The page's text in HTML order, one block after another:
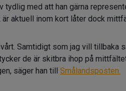
tydlig med att han gärna
är aktuell inom kort låter dock
Samtidigt som jag vill tillbaka
de är skitbra ihop på
säger han till Smålandsposten.